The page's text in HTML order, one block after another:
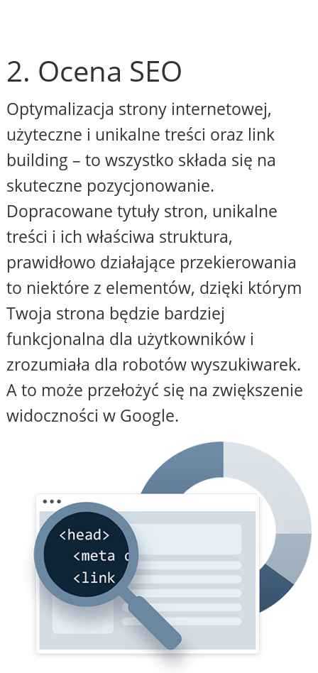
2. Ocena SEO
Optymalizacja strony internetowej,
użyteczne i unikalne treści oraz link
building – to wszystko składa się na
skuteczne pozycjonowanie.
Dopracowane tytuły stron, unikalne
treści i ich właściwa struktura,
prawidłowo działające przekierowania
to niektóre z elementów, dzięki którym
Twoja strona będzie bardziej
funkcjonalna dla użytkowników i
zrozumiała dla robotów wyszukiwarek.
A to może przełożyć się na zwiększenie
widoczności w Google.